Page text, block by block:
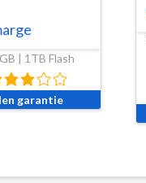
| 1TB Flash
garantie